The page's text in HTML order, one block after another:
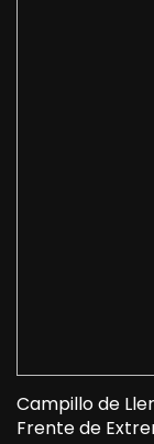
Campillo de
Frente de